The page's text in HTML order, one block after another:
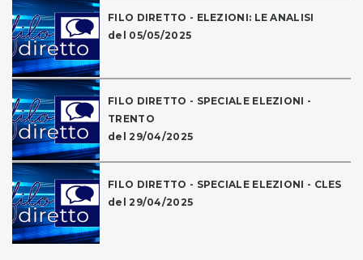
FILO DIRETTO - ELEZIONI: LE ANALISI
del 05/05/2025
FILO DIRETTO - SPECIALE ELEZIONI -
TRENTO
del 29/04/2025
FILO DIRETTO - SPECIALE ELEZIONI - CLES
del 29/04/2025